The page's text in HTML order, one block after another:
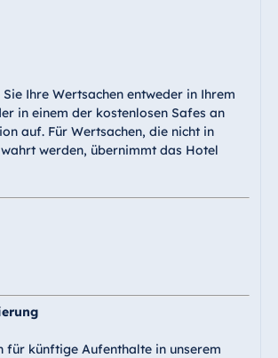
Ihre Wertsachen entweder in Ihrem
in einem der kostenlosen Safes an
auf. Für Wertsachen, die nicht in
werden, übernimmt das Hotel
für künftige Aufenthalte in unserem